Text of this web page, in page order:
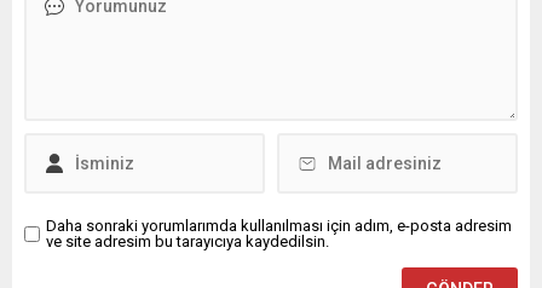
Daha sonraki yorumlarımda kullanılması için adım, e-posta adresim
ve site adresim bu tarayıcıya kaydedilsin.